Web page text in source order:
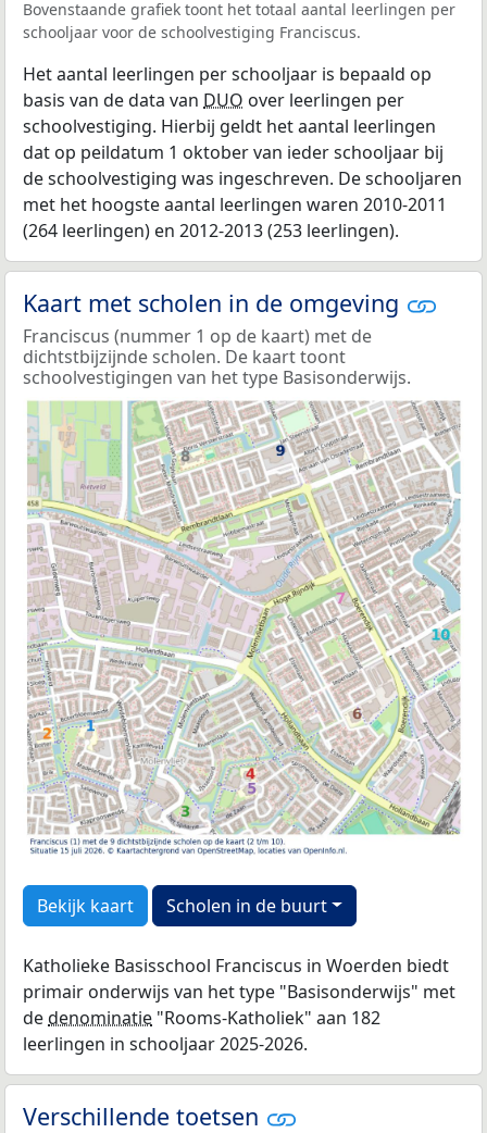
Bovenstaande grafiek toont het totaal aantal leerlingen per
schooljaar voor de schoolvestiging Franciscus.
Het aantal leerlingen per schooljaar is bepaald op
basis van de data van DUO over leerlingen per
schoolvestiging. Hierbij geldt het aantal leerlingen
dat op peildatum 1 oktober van ieder schooljaar bij
de schoolvestiging was ingeschreven. De schooljaren
met het hoogste aantal leerlingen waren 2010-2011
(264 leerlingen) en 2012-2013 (253 leerlingen).
Kaart met scholen in de omgeving
Franciscus (nummer 1 op de kaart) met de
dichtstbijzijnde scholen. De kaart toont
schoolvestigingen van het type Basisonderwijs.
Bekijk kaart Scholen in de buurt
Katholieke Basisschool Franciscus in Woerden biedt
primair onderwijs van het type "Basisonderwijs" met
dedenominatie "Rooms-Katholiek" aan 182
leerlingen in schooljaar 2025-2026.
Verschillende toetsen